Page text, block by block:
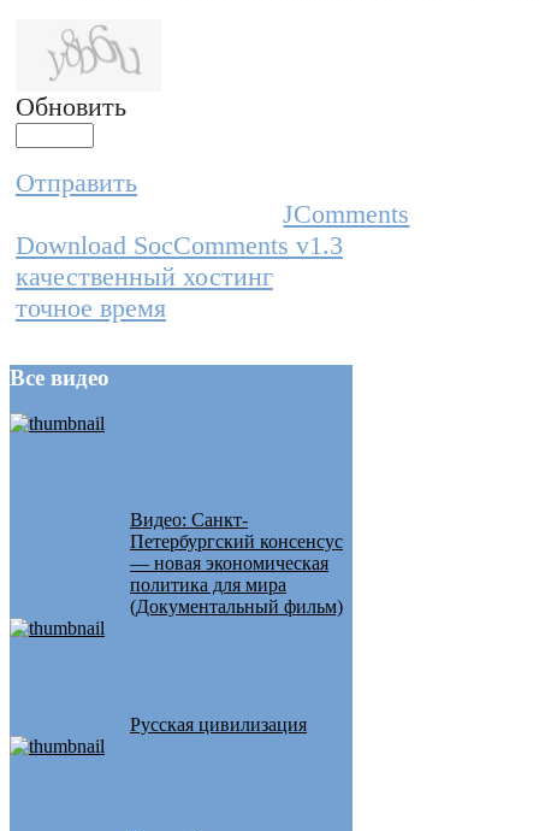
Обновить
Отправить
JComments
Download SocComments v1.3
качественный хостинг
точное время
Все видео
Видео: Санкт-
Петербургский консенсус
— новая экономическая
политика для мира
(Документальный фильм)
Русская цивилизация